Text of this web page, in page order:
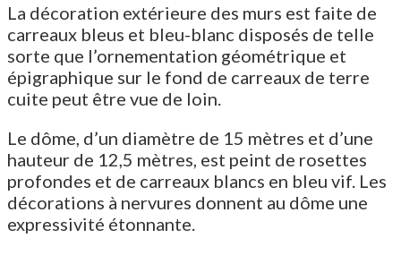
La décoration extérieure des murs est faite de
carreaux bleus et bleu-blanc disposés de telle
sorte que l’ornementation géométrique et
épigraphique sur le fond de carreaux de terre
cuite peut être vue de loin.
Le dôme, d’un diamètre de 15 mètres et d’une
hauteur de 12,5 mètres, est peint de rosettes
profondes et de carreaux blancs en bleu vif. Les
décorations à nervures donnent au dôme une
expressivité étonnante.